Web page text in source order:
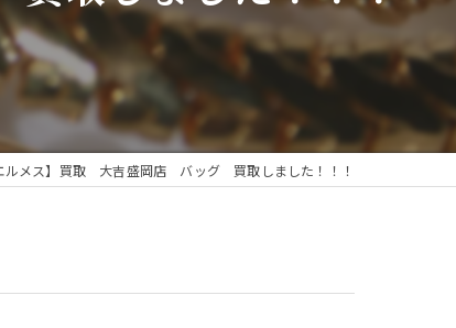
券
時計
ルメス】買取 大吉盛岡店 バッグ 買取しました！！！